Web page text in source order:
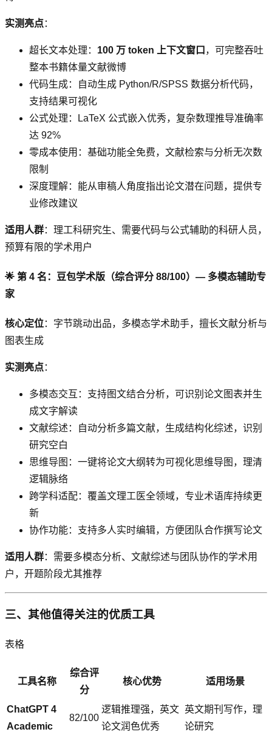
实测亮点：
超长文本处理： 100 万 token 上下文窗口 ，可完整吞吐
整本书籍体量文献微博
代码生成：自动生成 Python/R/SPSS 数据分析代码，
支持结果可视化
公式处理：LaTeX 公式嵌入优秀，复杂数理推导准确率
达 92%
零成本使用：基础功能全免费，文献检索与分析无次数
限制
深度理解：能从审稿人角度指出论文潜在问题，提供专
业修改建议
适用人群：理工科研究生、需要代码与公式辅助的科研人员，
预算有限的学术用户
🌟 第 4 名：豆包学术版（综合评分 88/100）— 多模态辅助专
家
核心定位：字节跳动出品，多模态学术助手，擅长文献分析与
图表生成
实测亮点：
多模态交互：支持图文结合分析，可识别论文图表并生
成文字解读
文献综述：自动分析多篇文献，生成结构化综述，识别
研究空白
思维导图：一键将论文大纲转为可视化思维导图，理清
逻辑脉络
跨学科适配：覆盖文理工医全领域，专业术语库持续更
新
协作功能：支持多人实时编辑，方便团队合作撰写论文
适用人群：需要多模态分析、文献综述与团队协作的学术用
户，开题阶段尤其推荐
三、其他值得关注的优质工具
表格
工具名称
综合评
分
核心优势 适用场景
ChatGPT 4
Academic
82/100
逻辑推理强，英文
论文润色优秀
英文期刊写作，理
论研究